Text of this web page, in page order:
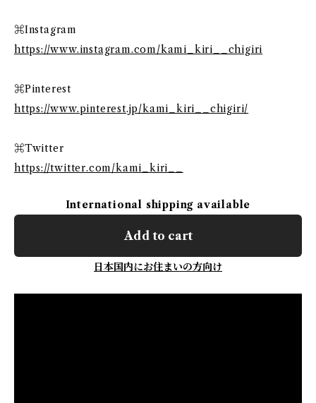
⌘Instagram
https://www.instagram.com/kami_kiri__chigiri
⌘Pinterest
https://www.pinterest.jp/kami_kiri__chigiri/
⌘Twitter
https://twitter.com/kami_kiri__
International shipping available
Add to cart
日本国内にお住まいの方向け